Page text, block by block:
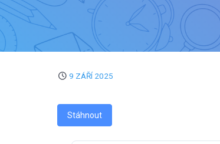
9 ZÁŘÍ 2025
Stáhnout